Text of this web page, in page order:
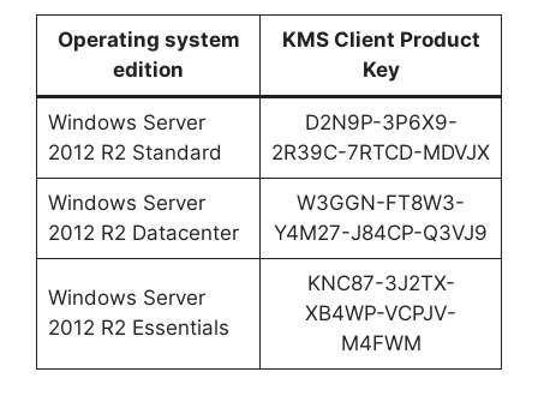
Operating system
edition
KMS Client Product
Key
Windows Server
2012 R2 Standard
D2N9P-3P6X9-
2R39C-7RTCD-MDVJX
Windows Server
2012 R2 Datacenter
W3GGN-FT8W3-
Y4M27-J84CP-Q3VJ9
Windows Server
2012 R2 Essentials
KNC87-3J2TX-
XB4WP-VCPJV-
M4FWM